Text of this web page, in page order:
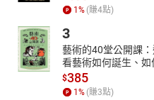
1% (賺4點)
3
藝術的40堂公開課
看藝術如何誕生、如
$385
1% (賺3點)